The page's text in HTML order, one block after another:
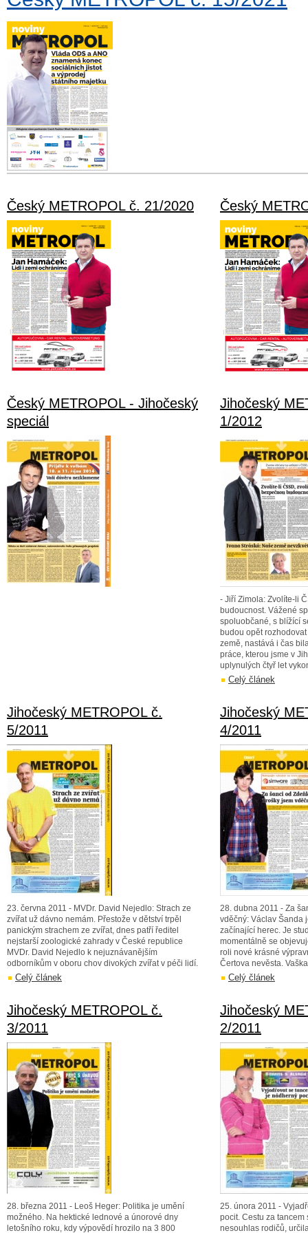
Český METROPOL č. 21/2020 Český
Český METROPOL - Jihočeský
speciál
Jihočeský
1/2012
- Jiří Zimola: Zvolíte-li
budoucnost. Vážené
spoluobčané, s blížící
budou opět
země, nastává i čas
práce, kterou jsme v
uplynulých čtyř let
Celý článek
Jihočeský METROPOL č.
5/2011
23. června 2011 - MVDr. David Nejedlo: Strach ze
zvířat už dávno nemám. Přestože v dětství trpěl
panickým strachem ze zvířat, dnes patří ředitel
nejstarší zoologické zahrady v České republice
MVDr. David Nejedlo k nejuznávanějším
odborníkům v oboru chov divokých zvířat v péči lidí.
Celý článek
Jihočeský
4/2011
28. dubna 2011 - Za
vděčný: Václav Šanda
začínající herec. Je
momentálně se
roli nové krásné
Čertova nevěsta.
Celý článek
Jihočeský METROPOL č.
3/2011
28. března 2011 - Leoš Heger: Politika je umění
možného. Na hektické lednové a únorové dny
letošního roku, kdy výpovědí hrozilo na 3 800
Jihočeský
2/2011
25. února 2011 -
pocit. Cestu za
nesouhlas rodičů,